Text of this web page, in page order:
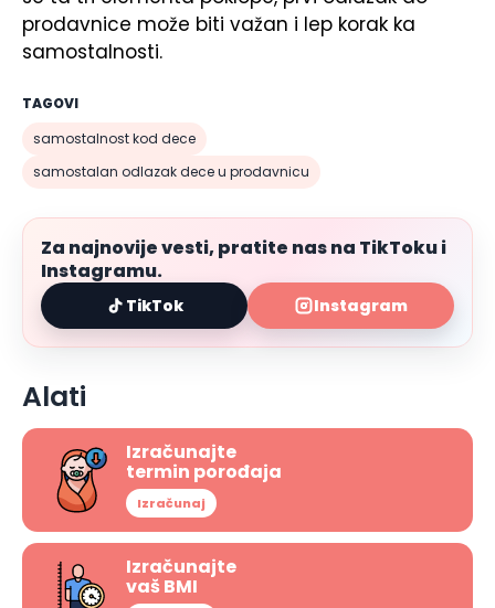
prodavnice može biti važan i lep korak ka
samostalnosti.
TAGOVI
samostalnost kod dece
samostalan odlazak dece u prodavnicu
Za najnovije vesti, pratite nas na TikToku i
Instagramu.
TikTok Instagram
Alati
Izračunajte
termin porođaja
Izračunaj
Izračunajte
vaš BMI